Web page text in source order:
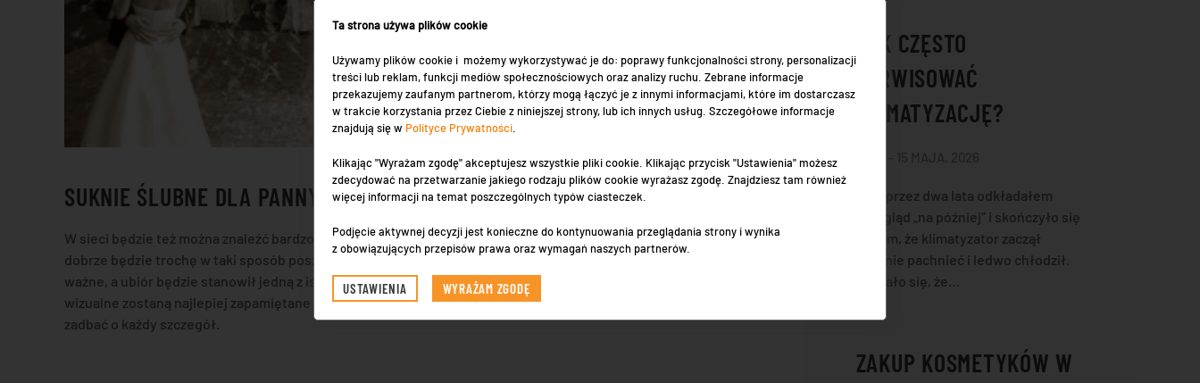
SUKNIE ŚLUBNE DLA PANNY MŁODEJ
W sieci będzie też można znaleźć bardzo dużo pomysłów, jakich tematem będzie kreacja ślubna, a więc na pewno
dobrze będzie trochę w taki sposób poszukać. Odpowiednie przygotowanie się do
na pewno jest bardzo
ważne, a ubiór będzie stanowił jedną z istotniejszych kwestii podczas takiej uroczystości. To właśnie wrażenia
wizualne zostaną najlepiej zapamiętane przez osoby uczestniczące w ślubie, jak również w weselu. Dobrze
zadbać o każdy szczegół.
JAK CZĘSTO
SERWISOWAĆ
KLIMATYZACJĘ?
Sam przez dwa lata odkładałem
przegląd „na później” i skończyło się
na tym, że klimatyzator zaczął
dziwnie pachnieć i ledwo chłodził.
Okazało się, że…
ZAKUP KOSMETYKÓW W
Ta strona używa plików cookie
Używamy plików cookie i możemy wykorzystywać je do: poprawy funkcjonalności strony, personalizacji
treści lub reklam, funkcji mediów społecznościowych oraz analizy ruchu. Zebrane informacje
przekazujemy zaufanym partnerom, którzy mogą łączyć je z innymi informacjami, które im dostarczasz
w trakcie korzystania przez Ciebie z niniejszej strony, lub ich innych usług. Szczegółowe informacje
znajdują się w Polityce Prywatności
Klikając "Wyrażam zgodę" akceptujesz wszystkie pliki cookie. Klikając przycisk "Ustawienia" możesz
zdecydować na przetwarzanie jakiego rodzaju plików cookie wyrażasz zgodę. Znajdziesz tam również
więcej informacji na temat poszczególnych typów ciasteczek.
Podjęcie aktywnej decyzji jest konieczne do kontynuowania przeglądania strony i wynika
z obowiązujących przepisów prawa oraz wymagań naszych partnerów.
USTAWIENIA WYRAŻAM ZGODĘ